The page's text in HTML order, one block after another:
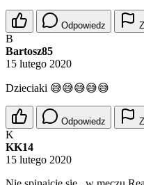
Odpowiedz
B
Bartosz85
15 lutego 2020
Dzieciaki 😅😅😅😅😅
Odpowiedz
K
KK14
15 lutego 2020